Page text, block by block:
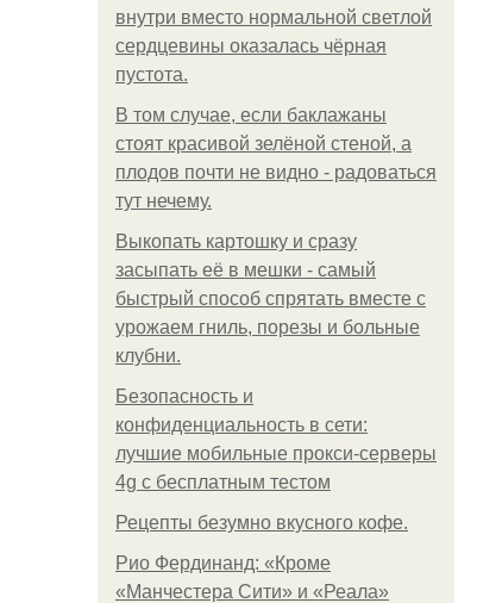
внутри вместо нормальной светлой
сердцевины оказалась чёрная
пустота.
В том случае, если баклажаны
стоят красивой зелёной стеной, а
плодов почти не видно - радоваться
тут нечему.
Выкопать картошку и сразу
засыпать её в мешки - самый
быстрый способ спрятать вместе с
урожаем гниль, порезы и больные
клубни.
Безопасность и
конфиденциальность в сети:
лучшие мобильные прокси-серверы
4g с бесплатным тестом
Рецепты безумно вкусного кофе.
Рио Фердинанд: «Кроме
«Манчестера Сити» и «Реала»